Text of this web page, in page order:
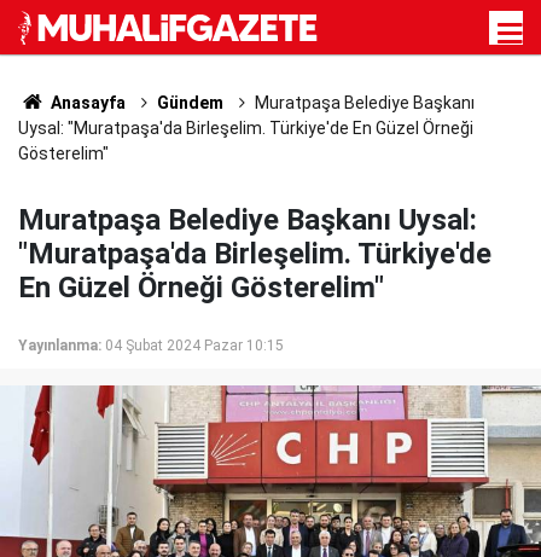
Anasayfa Gündem
Muratpaşa Belediye Başkanı
Uysal: "Muratpaşa'da Birleşelim. Türkiye'de En Güzel Örneği
Gösterelim"
Muratpaşa Belediye Başkanı Uysal:
"Muratpaşa'da Birleşelim. Türkiye'de
En Güzel Örneği Gösterelim"
Yayınlanma: 04 Şubat 2024 Pazar 10:15